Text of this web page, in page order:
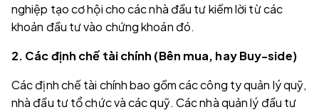
nghiệp tạo cơ hội cho các nhà đầu tư kiếm lời từ các
khoản đầu tư vào chứng khoán đó.
2. Các định chế tài chính (Bên mua, hay Buy-side)
Các định chế tài chính bao gồm các công ty quản lý quỹ,
nhà đầu tư tổ chức và các quỹ. Các nhà quản lý đầu tư